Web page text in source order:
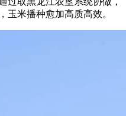
玉米播种愈加高质高效。